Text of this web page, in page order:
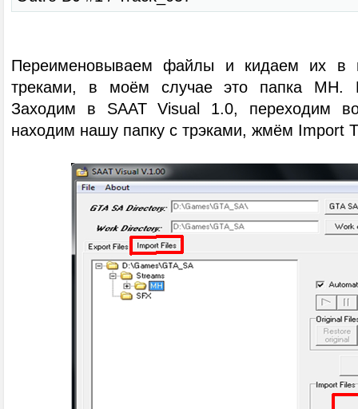
Переименовываем файлы и кидаем их в
треками, в моём случае это папка MH.
Заходим в SAAT Visual 1.0, переходим
находим нашу папку с трэками, жмём Import